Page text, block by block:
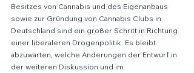
Besitzes von Cannabis und des Eigenanbaus
sowie zur Gründung von Cannabis Clubs in
Deutschland sind ein großer Schritt in Richtung
einer liberaleren Drogenpolitik. Es bleibt
abzuwarten, welche Änderungen der Entwurf in
der weiteren Diskussion und im